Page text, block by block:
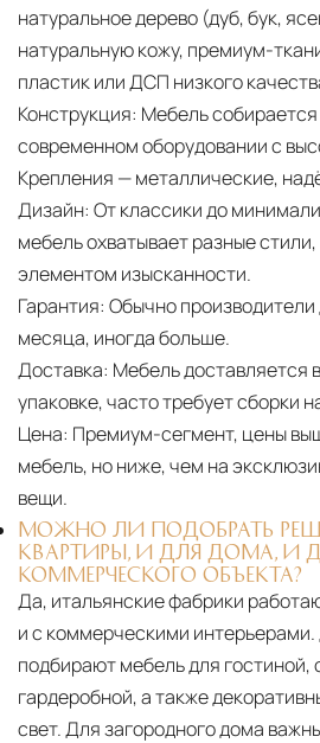
натуральное дерево (дуб, бук,
натуральную кожу, премиум-
пластик или ДСП низкого
Конструкция: Мебель
современном оборудовании с
Крепления — металлические,
Дизайн: От классики до
мебель охватывает разные стили,
элементом изысканности.
Гарантия: Обычно
месяца, иногда больше.
Доставка: Мебель доставляется
упаковке, часто требует сборки
Цена: Премиум-сегмент, цены
мебель, но ниже, чем на
вещи.
МОЖНО ЛИ ПОДОБРАТЬ
КВАРТИРЫ, И ДЛЯ ДОМА, И
КОММЕРЧЕСКОГО ОБЪЕКТА?
Да, итальянские фабрики
и с коммерческими
подбирают мебель для гостиной,
гардеробной, а также
свет. Для загородного дома